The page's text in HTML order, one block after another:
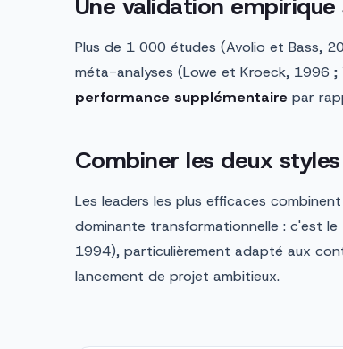
Une validation empirique
Plus de 1 000 études (Avolio et Bass,
méta-analyses (Lowe et Kroeck, 1996
performance supplémentaire par
Combiner les deux styles
Les leaders les plus efficaces
dominante transformationnelle : c'est le
1994), particulièrement adapté aux
lancement de projet ambitieux.